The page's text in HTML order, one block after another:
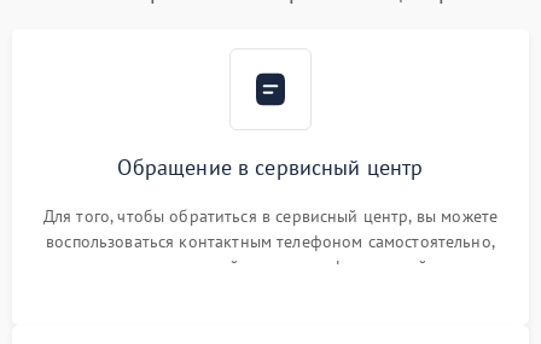
Обращение в сервисный центр
Для того, чтобы обратиться в сервисный центр, вы можете
воспользоваться контактным телефоном самостоятельно,
или оставить свой номер телефона на сайте